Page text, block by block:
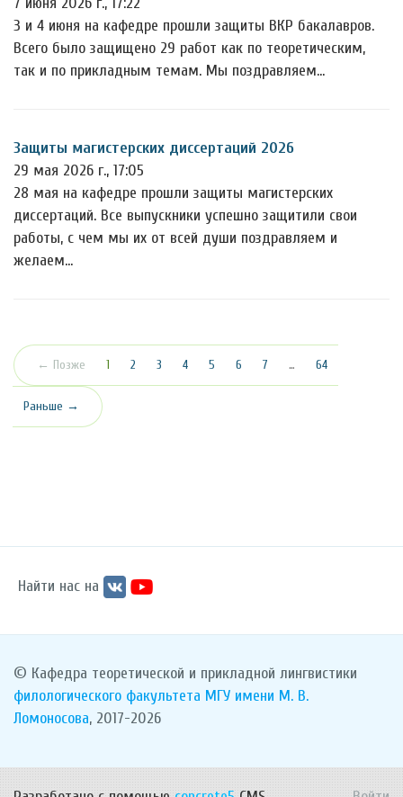
3 и 4 июня на кафедре прошли защиты ВКР бакалавров.
Всего было защищено 29 работ как по теоретическим,
так и по прикладным темам. Мы поздравляем…
Защиты магистерских диссертаций 2026
29 мая 2026 г., 17:05
28 мая на кафедре прошли защиты магистерских
диссертаций. Все выпускники успешно защитили свои
работы, с чем мы их от всей души поздравляем и
желаем…
← Позже 1 (текущая)
2 3 4 5 6 7 … 64
Раньше →
Найти нас на
© Кафедра теоретической и прикладной лингвистики
филологического факультета МГУ имени М. В.
Ломоносова, 2017-2026